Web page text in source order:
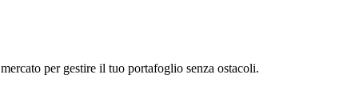
per gestire il tuo portafoglio senza ostacoli.